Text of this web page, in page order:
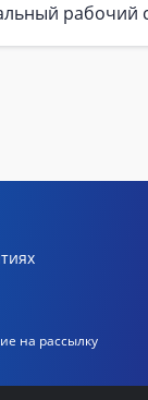
рабочий
на рассылку